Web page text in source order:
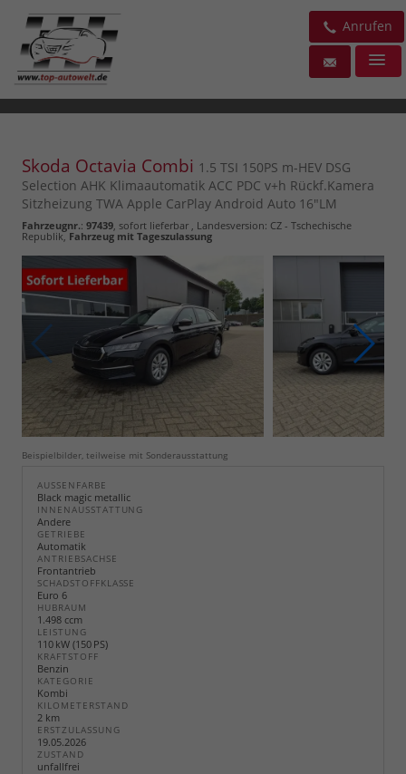
Anrufen
Skoda Octavia Combi 1.5 TSI 150PS m-HEV DSG
Selection AHK Klimaautomatik ACC PDC v+h Rückf.Kamera
Sitzheizung TWA Apple CarPlay Android Auto 16"LM
Fahrzeugnr.: 97439 sofort lieferbar , Landesversion: CZ - Tschechische
Republik, Fahrzeug mit Tageszulassung
Beispielbilder, teilweise mit Sonderausstattung
AUSSENFARBE
Black magic metallic
INNENAUSSTATTUNG
Andere
GETRIEBE
Automatik
ANTRIEBSACHSE
Frontantrieb
SCHADSTOFFKLASSE
Euro 6
HUBRAUM
1.498 ccm
LEISTUNG
110 kW (150 PS)
KRAFTSTOFF
Benzin
KATEGORIE
Kombi
KILOMETERSTAND
2 km
ERSTZULASSUNG
19.05.2026
ZUSTAND
unfallfrei